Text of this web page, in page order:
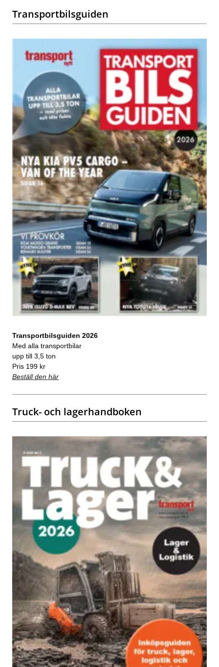
Transportbilsguiden
Transportbilsguiden 2026
Med alla transportbilar
upp till 3,5 ton
Pris 199 kr
Beställ den här
Truck- och lagerhandboken